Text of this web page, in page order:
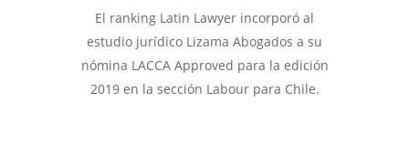
El ranking Latin Lawyer incorporó al
estudio jurídico Lizama Abogados a su
nómina LACCA Approved para la edición
2019 en la sección Labour para Chile.